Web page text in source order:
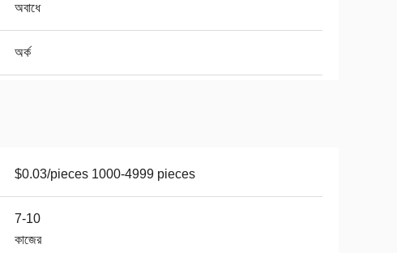
অবাধে
অর্ক
$0.03/pieces 1000-4999 pieces
7-10
কাজের